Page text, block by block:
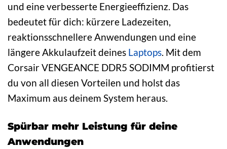
und eine verbesserte Energieeffizienz. Das
bedeutet für dich: kürzere Ladezeiten,
reaktionsschnellere Anwendungen und eine
längere Akkulaufzeit deines Laptops. Mit dem
Corsair VENGEANCE DDR5 SODIMM profitierst
du von all diesen Vorteilen und holst das
Maximum aus deinem System heraus.
Spürbar mehr Leistung für deine
Anwendungen